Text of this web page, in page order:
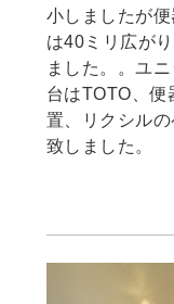
小しましたが
は40ミリ広が
ました。。ユ
台はTOTO、便
置、リクシル
致しました。